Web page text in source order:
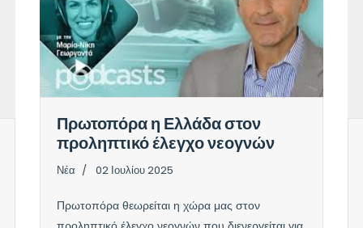
Πρωτοπόρα η Ελλάδα στον
προληπτικό έλεγχο νεογνών
Νέα 02 Ιουλίου 2025
Πρωτοπόρα θεωρείται η χώρα μας στον